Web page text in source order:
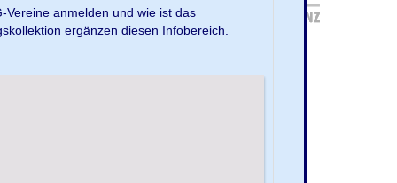
anmelden und wie ist das
ergänzen diesen Infobereich.